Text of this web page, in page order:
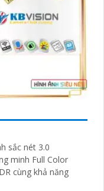
sắc nét 3.0
minh Full Color
cùng khả năng